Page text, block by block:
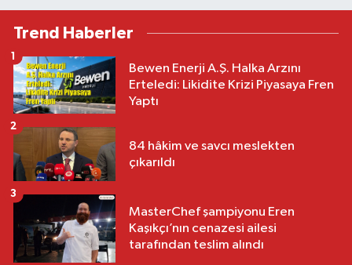
Trend Haberler
Bewen Enerji A.Ş. Halka Arzını
Erteledi: Likidite Krizi Piyasaya Fren
Yaptı
1
84 hâkim ve savcı meslekten
çıkarıldı
2
MasterChef şampiyonu Eren
Kaşıkçı’nın cenazesi ailesi
tarafından teslim alındı
3